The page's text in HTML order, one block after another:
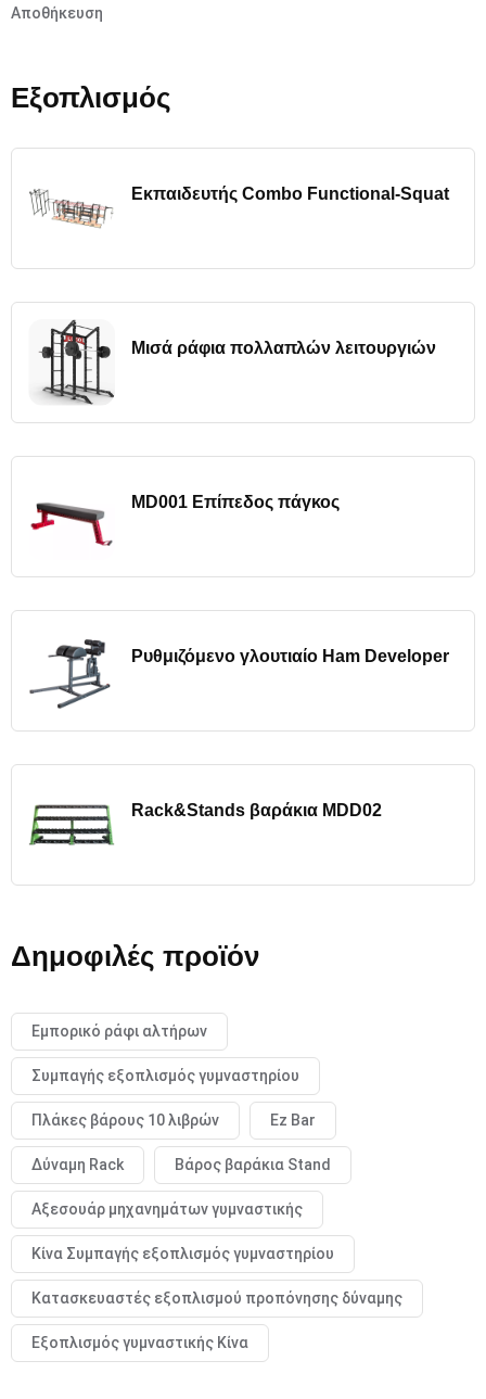
Αποθήκευση
Εξοπλισμός
Εκπαιδευτής Combo Functional-Squat
Μισά ράφια πολλαπλών λειτουργιών
MD001 Επίπεδος πάγκος
Ρυθμιζόμενο γλουτιαίο Ham Developer
Rack&Stands βαράκια MDD02
Δημοφιλές προϊόν
Εμπορικό ράφι αλτήρων
Συμπαγής εξοπλισμός γυμναστηρίου
Πλάκες βάρους 10 λιβρών Ez Bar
Δύναμη Rack Βάρος βαράκια Stand
Αξεσουάρ μηχανημάτων γυμναστικής
Κίνα Συμπαγής εξοπλισμός γυμναστηρίου
Κατασκευαστές εξοπλισμού προπόνησης δύναμης
Εξοπλισμός γυμναστικής Κίνα